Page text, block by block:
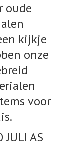
oude
kijkje
onze
voor
JULI AS